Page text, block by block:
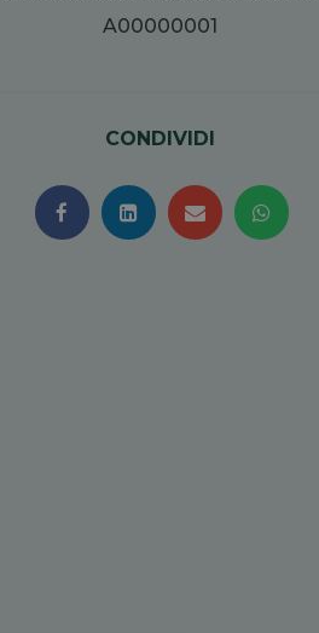
A00000001
CONDIVIDI
   